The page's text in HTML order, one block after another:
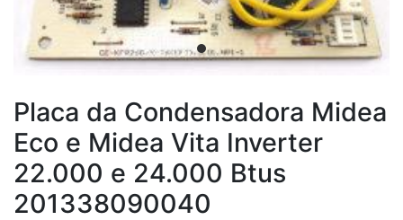
Placa da Condensadora Midea
Eco e Midea Vita Inverter
22.000 e 24.000 Btus
201338090040